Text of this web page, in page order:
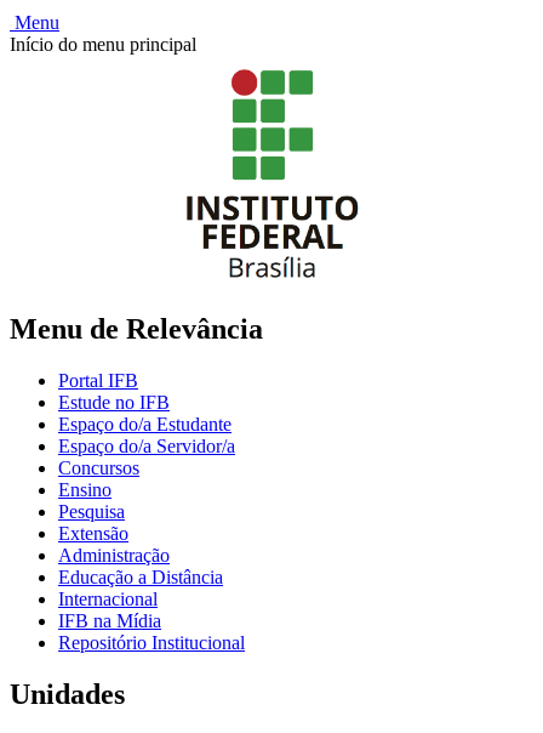
Menu
Início do menu principal
Menu de Relevância
Portal IFB
Estude no IFB
Espaço do/a Estudante
Espaço do/a Servidor/a
Concursos
Ensino
Pesquisa
Extensão
Administração
Educação a Distância
Internacional
IFB na Mídia
Repositório Institucional
Unidades